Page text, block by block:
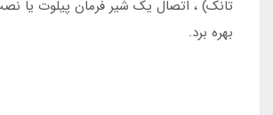
تانک) ، اتصال یک شیر فرمان پیلوت یا
بهره برد.